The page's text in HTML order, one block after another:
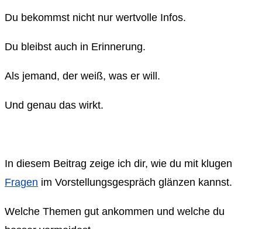
Du bekommst nicht nur wertvolle Infos.
Du bleibst auch in Erinnerung.
Als jemand, der weiß, was er will.
Und genau das wirkt.
In diesem Beitrag zeige ich dir, wie du mit klugen
Fragen im Vorstellungsgespräch glänzen kannst.
Welche Themen gut ankommen und welche du